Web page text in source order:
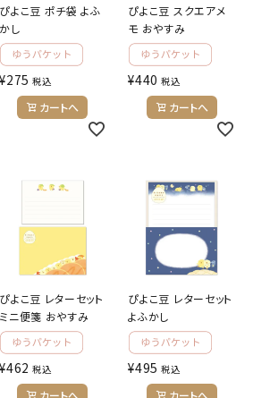
会員登録
公式 公式
ぴよこ豆 ポチ袋 よふ
かし
¥275 税込
カートへ
ぴよこ豆 スクエアメ
モ おやすみ
¥440 税込
カートへ
ぴよこ豆 レターセット
ミニ便箋 おやすみ
¥462 税込
ぴよこ豆 レターセット
よふかし
¥495 税込